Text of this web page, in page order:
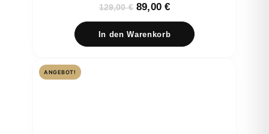
129,00€ Ursprünglicher
Preis
war:
89,00€Aktueller
Preis
ist:
In den Warenkorb
ANGEBOT!